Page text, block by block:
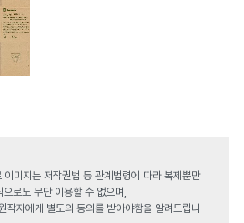
미지는 저작권법 등 관계법령에 따라 복제뿐만
로도 무단 이용할 수 없으며,
작자에게 별도의 동의를 받아야함을 알려드립니